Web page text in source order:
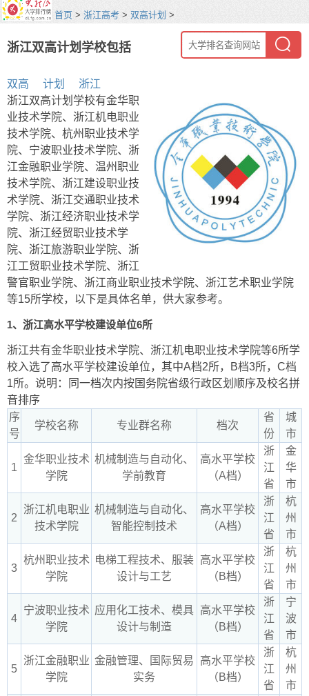
首页 > 浙江高考 > 双高计划 >
浙江双高计划学校包括
双高 计划
浙江
浙江双高计划学校有金华职
业技术学院、浙江机电职业
技术学院、杭州职业技术学
院、宁波职业技术学院、浙
江金融职业学院、温州职业
技术学院、浙江建设职业技
术学院、浙江交通职业技术
学院、浙江经济职业技术学
院、浙江经贸职业技术学
院、浙江旅游职业学院、浙
江工贸职业技术学院、浙江
警官职业学院、浙江商业职业技术学院、浙江艺术职业学院
等15所学校，以下是具体名单，供大家参考。
1、浙江高水平学校建设单位6所
浙江共有金华职业技术学院、浙江机电职业技术学院等6所学
校入选了高水平学校建设单位，其中A档2所，B档3所，C档
1所。说明：同一档次内按国务院省级行政区划顺序及校名拼
音排序
序
号
学校名称 专业群名称 档次
省
份
城
市
1
金华职业技术
学院
机械制造与自动化、
学前教育
高水平学校
（A档）
浙
江
省
金
华
市
2
浙江机电职业
技术学院
机械制造与自动化、
智能控制技术
高水平学校
（A档）
浙
江
省
杭
州
市
3
杭州职业技术
学院
电梯工程技术、服装
设计与工艺
高水平学校
（B档）
浙
江
省
杭
州
市
4
宁波职业技术
学院
应用化工技术、模具
设计与制造
高水平学校
（B档）
浙
江
省
宁
波
市
5
浙江金融职业
学院
金融管理、国际贸易
实务
高水平学校
（B档）
浙
江
省
杭
州
市